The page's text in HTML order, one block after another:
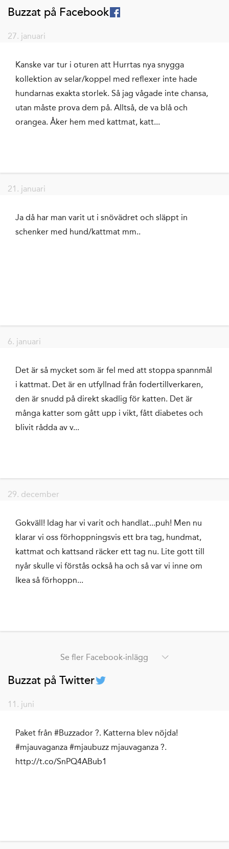
Buzzat på Facebook
27. januari
Kanske var tur i oturen att Hurrtas nya snygga
kollektion av selar/koppel med reflexer inte hade
hundarnas exakta storlek. Så jag vågade inte chansa,
utan måste prova dem på. Alltså, de va blå och
orangea. Åker hem med kattmat, katt...
21. januari
Ja då har man varit ut i snövädret och släppt in
schenker med hund/kattmat mm..
6. januari
Det är så mycket som är fel med att stoppa spannmål
i kattmat. Det är en utfyllnad från fodertillverkaren,
den är snudd på direkt skadlig för katten. Det är
många katter som gått upp i vikt, fått diabetes och
blivit rådda av v...
29. december
Gokväll! Idag har vi varit och handlat...puh! Men nu
klarar vi oss förhoppningsvis ett bra tag, hundmat,
kattmat och kattsand räcker ett tag nu. Lite gott till
nyår skulle vi förstås också ha och så var vi inne om
Ikea så förhoppn...
Se fler Facebook-inlägg
Buzzat på Twitter
11. juni
Paket från #Buzzador ?. Katterna blev nöjda!
#mjauvaganza #mjaubuzz mjauvaganza ?.
http://t.co/SnPQ4ABub1